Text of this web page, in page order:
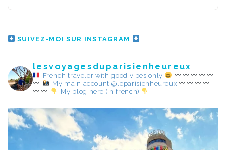
SUIVEZ-MOI SUR INSTAGRAM
lesvoyagesduparisienheureux
French traveler with good vibes only
My main account @leparisienheureux
My blog here (in french)